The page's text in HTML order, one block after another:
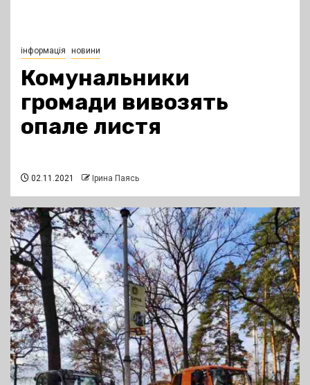
інформація новини
Комунальники
громади вивозять
опале листя
02.11.2021 Ірина Паясь